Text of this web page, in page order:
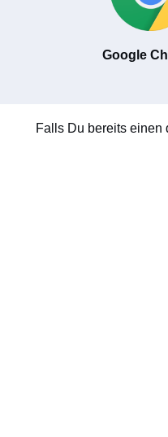
Google
Falls Du bereits einen